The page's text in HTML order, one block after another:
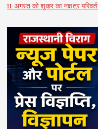
11 अगस्त को शुक्र का नक्षत्र